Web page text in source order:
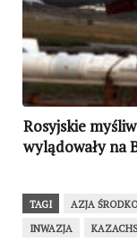
Rosyjskie
wylądowały na
TAGI AZJA
INWAZJA